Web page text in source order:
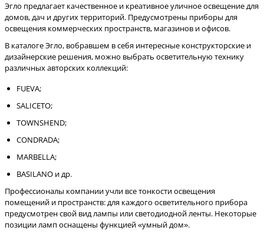
Эгло предлагает качественное и креативное уличное освещение для
домов, дач и других территорий. Предусмотрены приборы для
освещения коммерческих пространств, магазинов и офисов.
В каталоге Эгло, вобравшем в себя интересные конструкторские и
дизайнерские решения, можно выбрать осветительную технику
различных авторских коллекций:
FUEVA;
SALICETO;
TOWNSHEND;
CONDRADA;
MARBELLA;
BASILANO и др.
Профессионалы компании учли все тонкости освещения
помещений и пространств: для каждого осветительного прибора
предусмотрен свой вид лампы или светодиодной ленты. Некоторые
позиции ламп оснащены функцией «умный дом».